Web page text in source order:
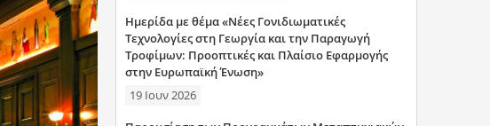
ζ
ή
Ημερίδα με θέμα «Νέες Γονιδιωματικές
Τεχνολογίες στη Γεωργία και την Παραγωγή
Τροφίμων: Προοπτικές και Πλαίσιο Εφαρμογής
στην Ευρωπαϊκή Ένωση»
19 Ιουν 2026